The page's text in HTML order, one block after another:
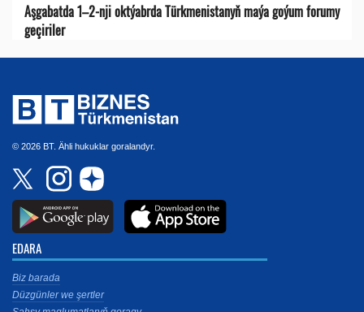
Aşgabatda 1–2-nji oktýabrda Türkmenistanyň maýa goýum forumy
geçiriler
© 2026 BT. Ähli hukuklar goralandyr.
EDARA
Biz barada
Düzgünler we şertler